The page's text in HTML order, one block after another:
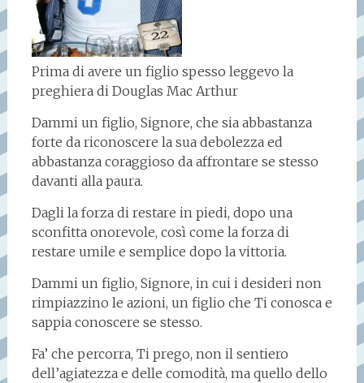
Prima di avere un figlio spesso leggevo la
preghiera di Douglas Mac Arthur
Dammi un figlio, Signore, che sia abbastanza
forte da riconoscere la sua debolezza ed
abbastanza coraggioso da affrontare se stesso
davanti alla paura.
Dagli la forza di restare in piedi, dopo una
sconfitta onorevole, così come la forza di
restare umile e semplice dopo la vittoria.
Dammi un figlio, Signore, in cui i desideri non
rimpiazzino le azioni, un figlio che Ti conosca e
sappia conoscere se stesso.
Fa’ che percorra, Ti prego, non il sentiero
dell’agiatezza e delle comodità, ma quello dello